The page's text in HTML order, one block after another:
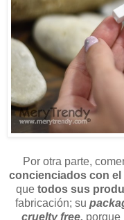
Por otra parte,
concienciados con
que todos sus
fabricación; su
cruelty free, porque